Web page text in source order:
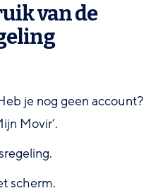
van de
je nog geen account?
Movir’.
scherm.